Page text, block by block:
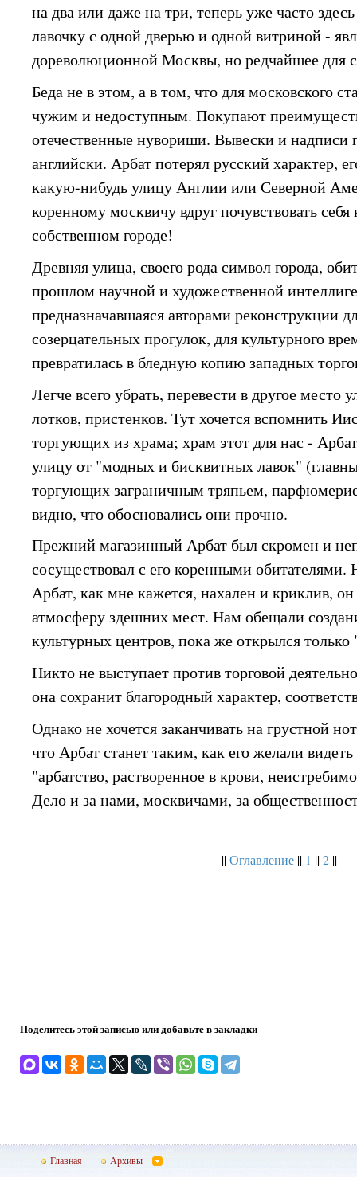
на два или даже на три, теперь уже часто
лавочку с одной дверью и одной витриной -
дореволюционной Москвы, но редчайшее для
Беда не в этом, а в том, что для московского
чужим и недоступным. Покупают
отечественные нувориши. Вывески и надписи
английски. Арбат потерял русский характер,
какую-нибудь улицу Англии или Северной
коренному москвичу вдруг почувствовать
собственном городе!
Древняя улица, своего рода символ города,
прошлом научной и художественной
предназначавшаяся авторами реконструкции
созерцательных прогулок, для культурного
превратилась в бледную копию западных
Легче всего убрать, перевести в другое место
лотков, пристенков. Тут хочется вспомнить
торгующих из храма; храм этот для нас -
улицу от "модных и бисквитных лавок"
торгующих заграничным тряпьем,
видно, что обосновались они прочно.
Прежний магазинный Арбат был скромен и
сосуществовал с его коренными
Арбат, как мне кажется, нахален и криклив,
атмосферу здешних мест. Нам обещали
культурных центров, пока же открылся
Никто не выступает против торговой
она сохранит благородный характер,
Однако не хочется заканчивать на грустной
что Арбат станет таким, как его желали
"арбатство, растворенное в крови,
Дело и за нами, москвичами, за
|| Оглавление || 1 || 2 ||
Поделитесь этой записью или добавьте в закладки
Главная Архивы